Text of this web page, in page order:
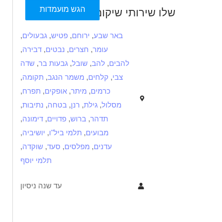
הגש מועמדות שלו שירותי שיקום
באר שבע, ירוחם, פטיש, גבעולים,
עומר, חצרים, נבטים, דבירה,
להבים, להב, שובל, גבעות בר, שדה
צבי, קלחים, משמר הנגב, תקומה,
כרמים, מיתר, אופקים, תפרח,
מסלול, גילת, רנן, בטחה, נתיבות,
תדהר, ברוש, פדויים, דימונה,
מבועים, תלמי ביל"ו, יושיביה,
עדנים, מפלסים, סעד, שוקדה,
תלמי יוסף
עד שנה ניסיון